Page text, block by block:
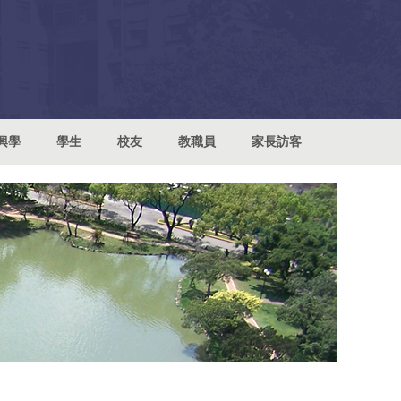
學 學生 校友 教職員 家長訪客